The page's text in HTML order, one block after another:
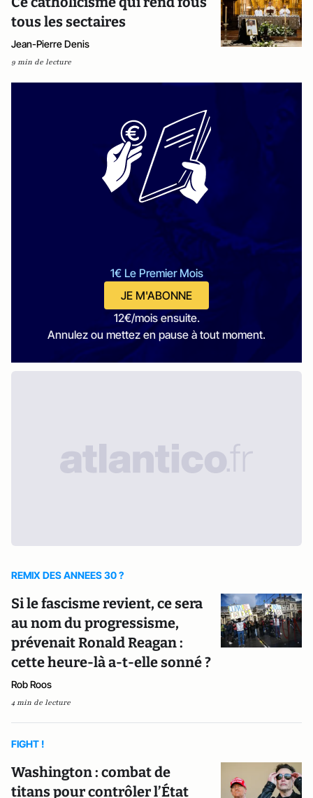
tous les sectaires
Jean-Pierre Denis
9 min de lecture
1€ Le Premier Mois
JE M'ABONNE
12€/mois ensuite.
Annulez ou mettez en pause à tout moment.
REMIX DES ANNEES 30 ?
Si le fascisme revient, ce sera
au nom du progressisme,
prévenait Ronald Reagan :
cette heure-là a-t-elle sonné ?
Rob Roos
4 min de lecture
FIGHT !
Washington : combat de
titans pour contrôler l’État